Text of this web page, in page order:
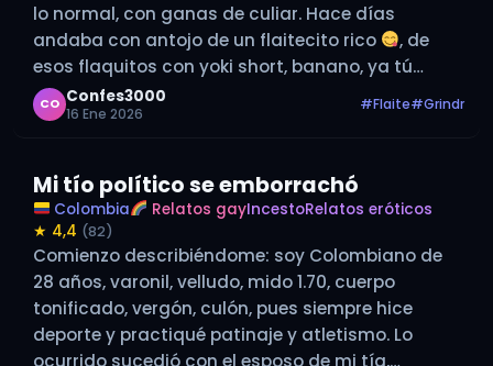
lo normal, con ganas de culiar. Hace días
andaba con antojo de un flaitecito rico
, de
esos flaquitos con yoki short, banano, ya tú
sabes. Y creo que me pasé con la…
CO Confes3000
16 Ene 2026
#Flaite#Grindr
Mi tío político se emborrachó
Colombia Relatos gayIncestoRelatos eróticos
★ 4,4 (82)
Comienzo describiéndome: soy Colombiano de
28 años, varonil, velludo, mido 1.70, cuerpo
tonificado, vergón, culón, pues siempre hice
deporte y practiqué patinaje y atletismo. Lo
ocurrido sucedió con el esposo de mi tía,